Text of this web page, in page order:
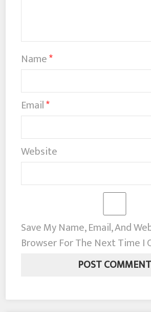
Name*
Email*
Website
Save My Name, Email, And
Browser For The Next Time I